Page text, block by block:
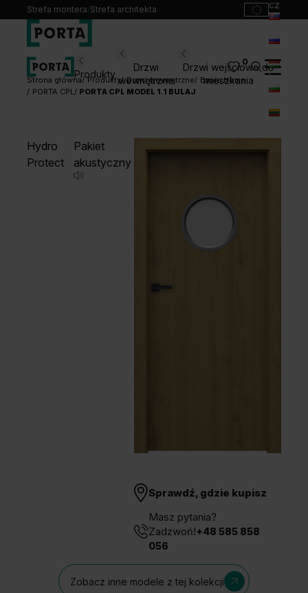
Strefa montera/Strefa architekta cz
hu
Produkty
Drzwi
wewnętrzne
Drzwi wejściowe do
mieszkania
0
Wybierz swoje drzwi
Katalogi
Kontakt
Strona główna Produkty Drzwi wewnętrzne
Basic Home
PORTA CPL PORTA CPL MODEL 1.1 BULAJ
Hydro
Protect
Pakiet
akustyczny
Sprawdź, gdzie kupisz
Masz pytania?
Zadzwoń!+48 585 858
056
Zobacz inne modele z tej kolekcji